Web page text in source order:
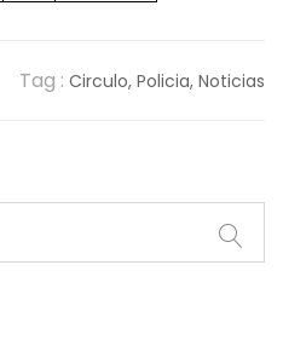
Tag : Circulo, Policia, Noticias